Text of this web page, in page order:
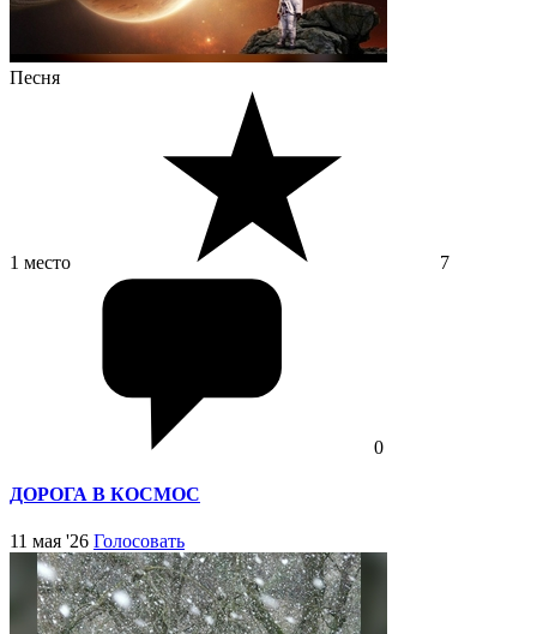
Песня
1 место 7
0
ДОРОГА В КОСМОС
11 мая '26 Голосовать